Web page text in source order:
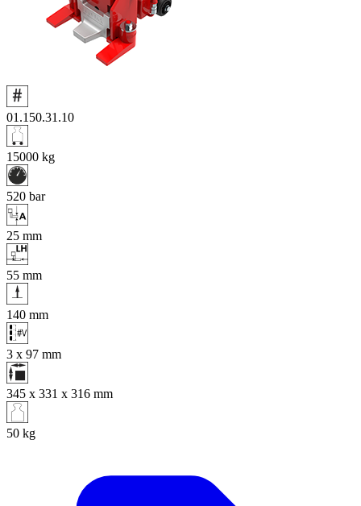
01.150.31.10
15000 kg
520 bar
25 mm
55 mm
140 mm
3 x 97 mm
345 x 331 x 316 mm
50 kg